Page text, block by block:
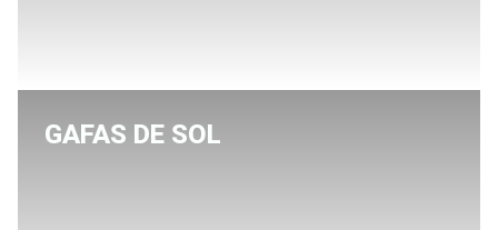
GAFAS DE SOL